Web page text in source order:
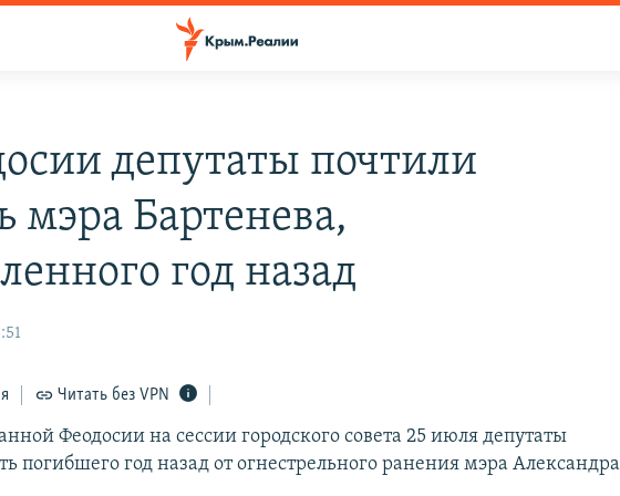
депутаты почтили
мэра Бартенева,
год назад
Читать без VPN
Феодосии на сессии городского совета 25 июля депутаты
погибшего год назад от огнестрельного ранения мэра Александра